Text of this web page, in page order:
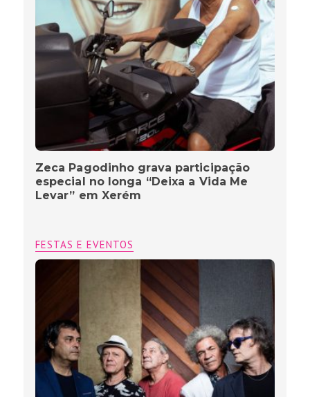
Zeca Pagodinho grava participação
especial no longa “Deixa a Vida Me
Levar” em Xerém
FESTAS E EVENTOS